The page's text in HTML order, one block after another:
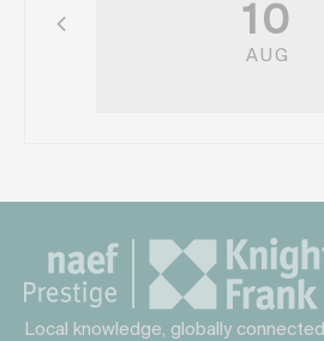
10
AUG
Local knowledge, globally connected